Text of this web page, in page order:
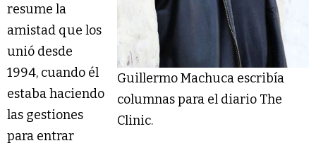
Guillermo Machuca escribía
columnas para el diario The
Clinic.
resume la
amistad que los
unió desde
1994, cuando él
estaba haciendo
las gestiones
para entrar